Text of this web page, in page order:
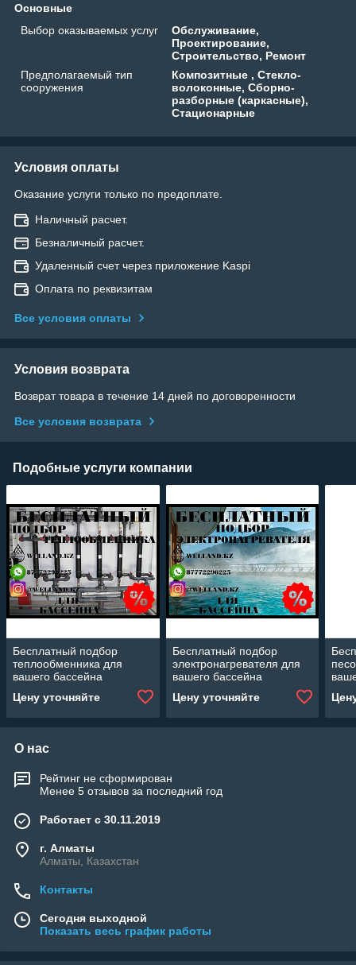
Основные
Выбор оказываемых услуг
Обслуживание,
Проектирование,
Строительство, Ремонт
Предполагаемый тип
сооружения
Композитные , Стекло-
волоконные, Сборно-
разборные (каркасные),
Стационарные
Условия оплаты
Оказание услуги только по предоплате.
Наличный расчет.
Безналичный расчет.
Удаленный счет через приложение Kaspi
Оплата по реквизитам
Все условия оплаты
Условия возврата
Возврат товара в течение 14 дней по договоренности
Все условия возврата
Подобные услуги компании
Бесплатный подбор
теплообменника для
вашего бассейна
Цену уточняйте
Бесплатный подбор
электронагревателя для
вашего бассейна
Цену уточняйте
О нас
Рейтинг не сформирован
Менее 5 отзывов за последний год
Работает с 30.11.2019
г. Алматы
Алматы, Казахстан
Контакты
Сегодня выходной
Показать весь график работы